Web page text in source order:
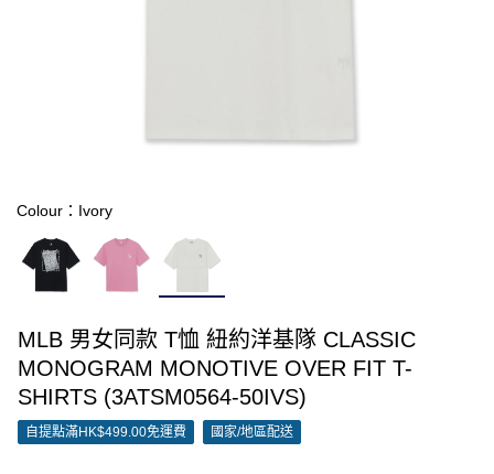
Colour：Ivory
MLB 男女同款 T恤 紐約洋基隊 CLASSIC
MONOGRAM MONOTIVE OVER FIT T-
SHIRTS (3ATSM0564-50IVS)
自提點滿HK$499.00免運費 國家/地區配送